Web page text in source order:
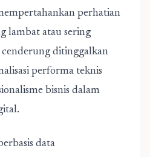
perhatian
lambat atau sering
ditinggalkan
performa teknis
bisnis dalam
data